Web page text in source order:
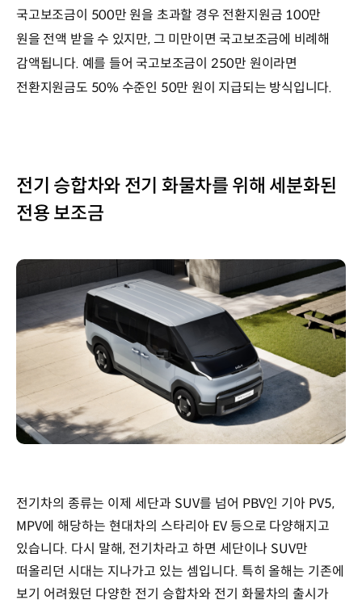
국고보조금이 500만 원을 초과할 경우 전환지원금 100만
원을 전액 받을 수 있지만, 그 미만이면 국고보조금에 비례해
감액됩니다. 예를 들어 국고보조금이 250만 원이라면
전환지원금도 50% 수준인 50만 원이 지급되는 방식입니다.
전기 승합차와 전기 화물차를 위해 세분화된
전용 보조금
전기차의 종류는 이제 세단과 SUV를 넘어 PBV인 기아 PV5,
MPV에 해당하는 현대차의 스타리아 EV 등으로 다양해지고
있습니다. 다시 말해, 전기차라고 하면 세단이나 SUV만
떠올리던 시대는 지나가고 있는 셈입니다. 특히 올해는 기존에
보기 어려웠던 다양한 전기 승합차와 전기 화물차의 출시가